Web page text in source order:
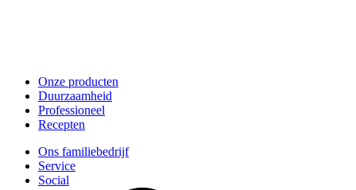
Onze producten
Duurzaamheid
Professioneel
Recepten
Ons familiebedrijf
Service
Social